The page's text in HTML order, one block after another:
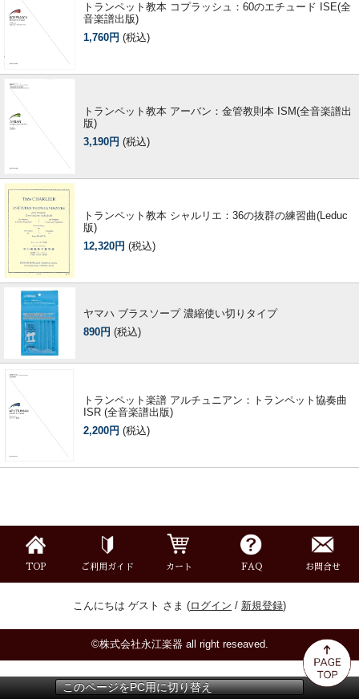
トランペット教本 コプラッシュ：60のエチュード ISE(全
音楽譜出版)
1,760円 (税込)
トランペット教本 アーバン：金管教則本 ISM(全音楽譜出
版)
3,190円 (税込)
トランペット教本 シャルリエ：36の抜群の練習曲(Leduc
版)
12,320円 (税込)
ヤマハ ブラスソープ 濃縮使い切りタイプ
890円 (税込)
トランペット楽譜 アルチュニアン：トランペット協奏曲
ISR (全音楽譜出版)
2,200円 (税込)
TOP ご利用ガイド カート FAQ お問合せ
こんにちは ゲスト さま (ログイン / 新規登録)
©株式会社永江楽器 all right reseaved.
このページをPC用に切り替え